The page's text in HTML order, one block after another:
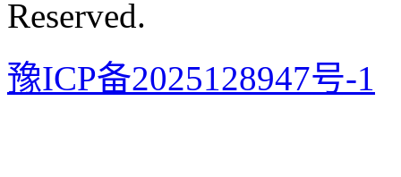
Reserved.
豫ICP备2025128947号-1